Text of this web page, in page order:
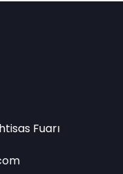
Fuarı